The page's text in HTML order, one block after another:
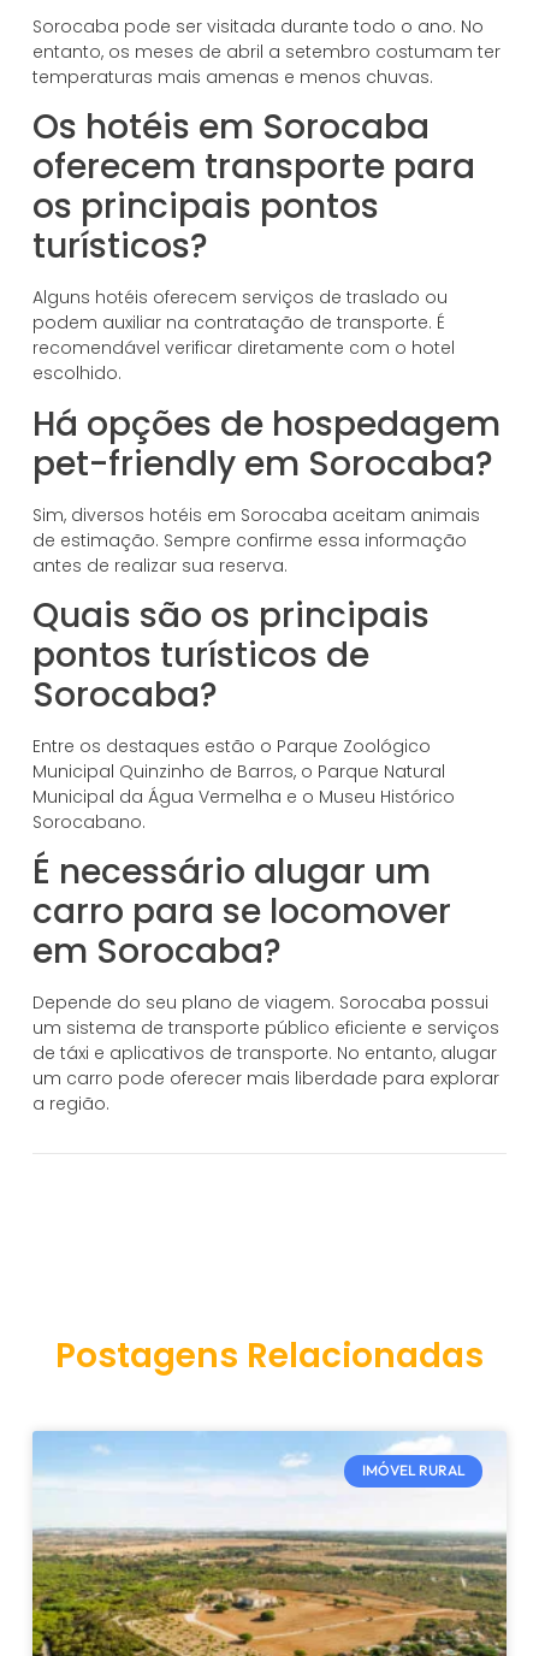
Sorocaba pode ser visitada durante todo o ano. No
entanto, os meses de abril a setembro costumam ter
temperaturas mais amenas e menos chuvas.
Os hotéis em Sorocaba
oferecem transporte para
os principais pontos
turísticos?
Alguns hotéis oferecem serviços de traslado ou
podem auxiliar na contratação de transporte. É
recomendável verificar diretamente com o hotel
escolhido.
Há opções de hospedagem
pet-friendly em Sorocaba?
Sim, diversos hotéis em Sorocaba aceitam animais
de estimação. Sempre confirme essa informação
antes de realizar sua reserva.
Quais são os principais
pontos turísticos de
Sorocaba?
Entre os destaques estão o Parque Zoológico
Municipal Quinzinho de Barros, o Parque Natural
Municipal da Água Vermelha e o Museu Histórico
Sorocabano.
É necessário alugar um
carro para se locomover
em Sorocaba?
Depende do seu plano de viagem. Sorocaba possui
um sistema de transporte público eficiente e serviços
de táxi e aplicativos de transporte. No entanto, alugar
um carro pode oferecer mais liberdade para explorar
a região.
Postagens Relacionadas
IMÓVEL RURAL